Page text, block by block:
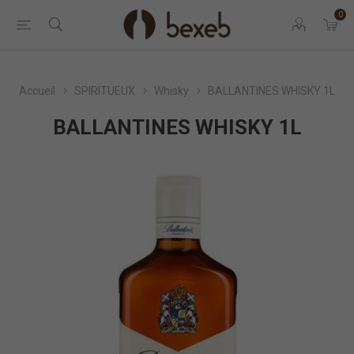
0
Accueil SPIRITUEUX Whisky BALLANTINES WHISKY 1L
BALLANTINES WHISKY 1L